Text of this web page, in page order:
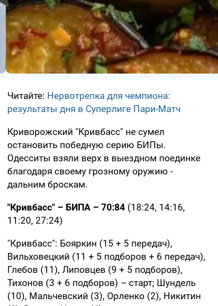
Читайте: Нервотрепка для чемпиона:
результаты дня в Суперлиге Пари-Матч
Криворожский "Кривбасс" не сумел
остановить победную серию БИПы.
Одесситы взяли верх в выездном поединке
благодаря своему грозному оружию -
дальним броскам.
"Кривбасс" – БИПА – 70:84 (18:24, 14:16,
11:20, 27:24)
"Кривбасс": Бояркин (15 + 5 передач),
Вильховецкий (11 + 5 подборов + 6 передач),
Глебов (11), Липовцев (9 + 5 подборов),
Тихонов (3 + 6 подборов) – старт; Шундель
(10), Мальчевский (3), Орленко (2), Никитин